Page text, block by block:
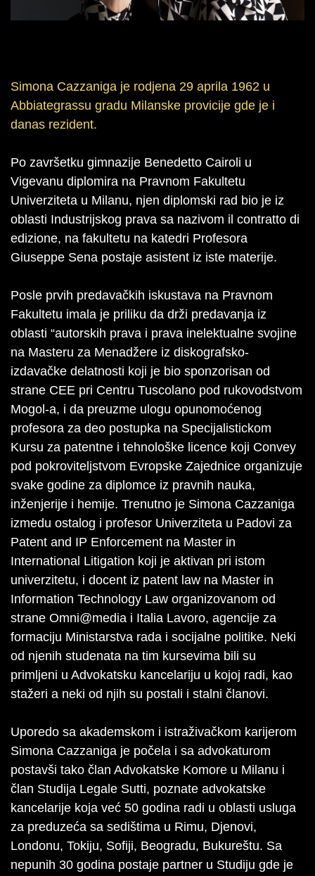
Simona Cazzaniga je rodjena 29 aprila 1962 u
Abbiategrassu gradu Milanske provicije gde je i
danas rezident.
Po završetku gimnazije Benedetto Cairoli u
Vigevanu diplomira na Pravnom Fakultetu
Univerziteta u Milanu, njen diplomski rad bio je iz
oblasti Industrijskog prava sa nazivom il contratto di
edizione, na fakultetu na katedri Profesora
Giuseppe Sena postaje asistent iz iste materije.
Posle prvih predavačkih iskustava na Pravnom
Fakultetu imala je priliku da drži predavanja iz
oblasti “autorskih prava i prava inelektualne svojine
na Masteru za Menadžere iz diskografsko-
izdavačke delatnosti koji je bio sponzorisan od
strane CEE pri Centru Tuscolano pod rukovodstvom
Mogol-a, i da preuzme ulogu opunomoćenog
profesora za deo postupka na Specijalistickom
Kursu za patentne i tehnološke licence koji Convey
pod pokroviteljstvom Evropske Zajednice organizuje
svake godine za diplomce iz pravnih nauka,
inženjerije i hemije. Trenutno je Simona Cazzaniga
izmedu ostalog i profesor Univerziteta u Padovi za
Patent and IP Enforcement na Master in
International Litigation koji je aktivan pri istom
univerzitetu, i docent iz patent law na Master in
Information Technology Law organizovanom od
strane Omni@media i Italia Lavoro, agencije za
formaciju Ministarstva rada i socijalne politike. Neki
od njenih studenata na tim kursevima bili su
primljeni u Advokatsku kancelariju u kojoj radi, kao
stažeri a neki od njih su postali i stalni članovi.
Uporedo sa akademskom i istraživačkom karijerom
Simona Cazzaniga je počela i sa advokaturom
postavši tako član Advokatske Komore u Milanu i
član Studija Legale Sutti, poznate advokatske
kancelarije koja već 50 godina radi u oblasti usluga
za preduzeća sa sedištima u Rimu, Djenovi,
Londonu, Tokiju, Sofiji, Beogradu, Bukureštu. Sa
nepunih 30 godina postaje partner u Studiju gde je